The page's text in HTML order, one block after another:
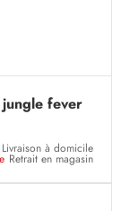
fever
Livraison à domicile
Retrait en magasin